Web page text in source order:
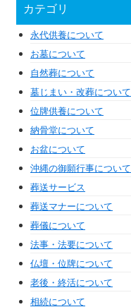
カテゴリ
永代供養について
お墓について
自然葬について
墓じまい・改葬について
位牌供養について
納骨堂について
お盆について
沖縄の御願行事について
葬送サービス
葬送マナーについて
葬儀について
法事・法要について
仏壇・位牌について
老後・終活について
相続について